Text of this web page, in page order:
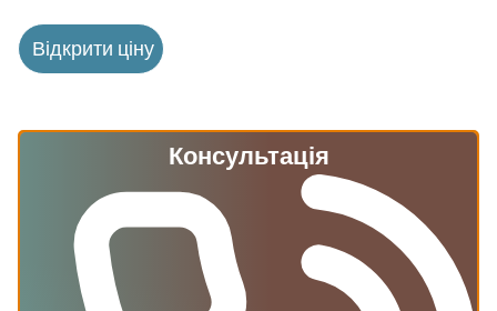
Відкрити ціну
Консультація